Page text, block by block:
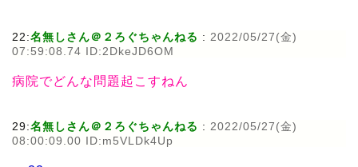
22:名無しさん＠２ろぐちゃんねる : 2022/05/27(金)
07:59:08.74 ID:2DkeJD6OM
病院でどんな問題起こすねん
29:名無しさん＠２ろぐちゃんねる : 2022/05/27(金)
08:00:09.00 ID:m5VLDk4Up